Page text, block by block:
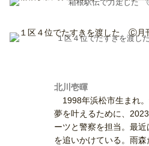
箱根駅伝で力走した
１区４位でたすきを渡
北川壱暉
1998年浜松市生まれ
夢を叶えるために、
ーツと警察を担当。最
を追いかけている。雨